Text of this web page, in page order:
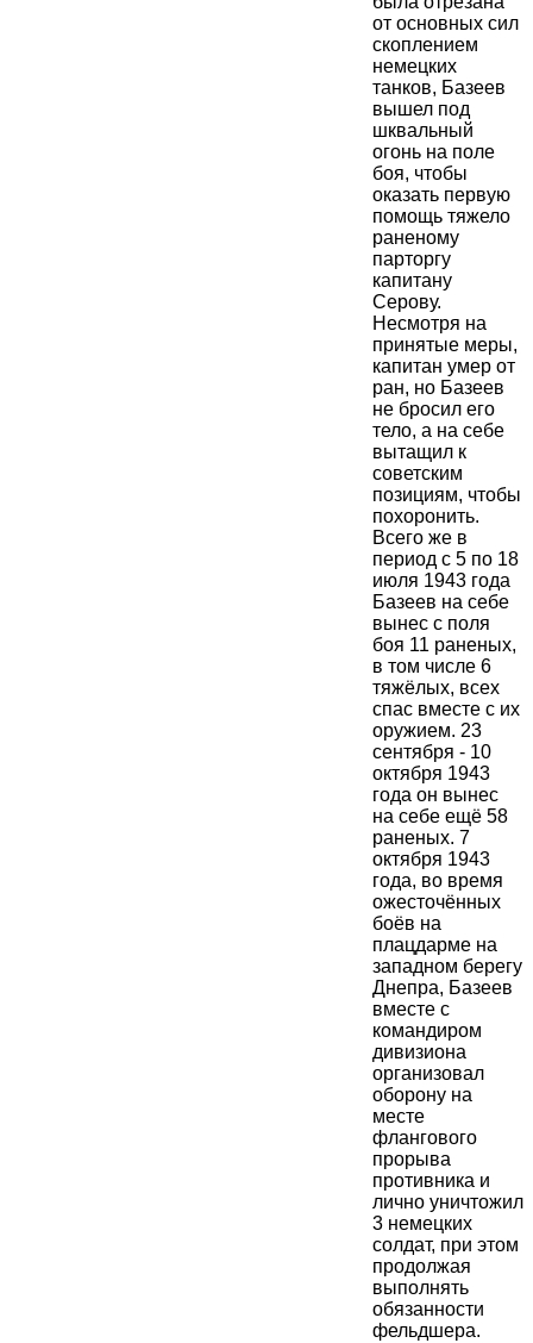
от основных сил
скоплением
немецких
танков, Базеев
вышел под
шквальный
огонь на поле
боя, чтобы
оказать первую
помощь тяжело
раненому
парторгу
капитану
Серову.
Несмотря на
принятые меры,
капитан умер от
ран, но Базеев
не бросил его
тело, а на себе
вытащил к
советским
позициям, чтобы
похоронить.
Всего же в
период с 5 по 18
июля 1943 года
Базеев на себе
вынес с поля
боя 11 раненых,
в том числе 6
тяжёлых, всех
спас вместе с их
оружием. 23
сентября - 10
октября 1943
года он вынес
на себе ещё 58
раненых. 7
октября 1943
года, во время
ожесточённых
боёв на
плацдарме на
западном берегу
Днепра, Базеев
вместе с
командиром
дивизиона
организовал
оборону на
месте
флангового
прорыва
противника и
лично уничтожил
3 немецких
солдат, при этом
продолжая
выполнять
обязанности
фельдшера.